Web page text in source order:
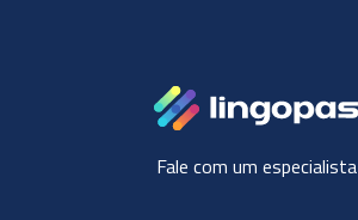
Fale com um especialista